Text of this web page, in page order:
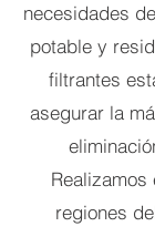
necesidades
potable y
filtrantes
asegurar la
regiones